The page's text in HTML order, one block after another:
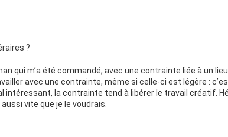
?
qui m’a été commandé, avec une contrainte liée à un
avec une contrainte, même si celle-ci est légère :
intéressant, la contrainte tend à libérer le travail créatif.
vite que je le voudrais.